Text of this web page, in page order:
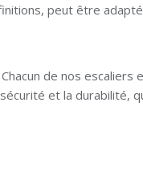
peut être
de nos escaliers
et la durabilité,